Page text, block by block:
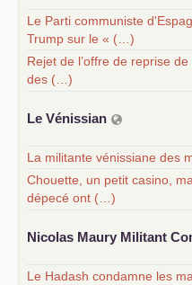
Le Parti communiste
Trump sur le « (…)
Rejet de l’offre de reprise
des (…)
Le Vénissian
La militante vénissiane des
Chouette, un petit casino,
dépecé ont (…)
Nicolas Maury Militant
Le Hadash condamne les